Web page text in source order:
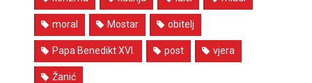
moral Mostar obitelj
Papa Benedikt XVI. post vjera
Žanić